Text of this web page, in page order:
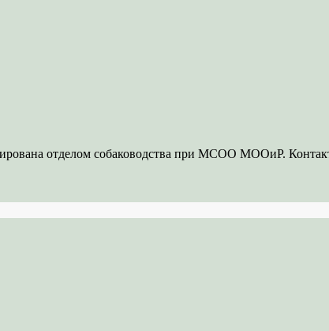
отделом собаководства при МСОО МООиР.